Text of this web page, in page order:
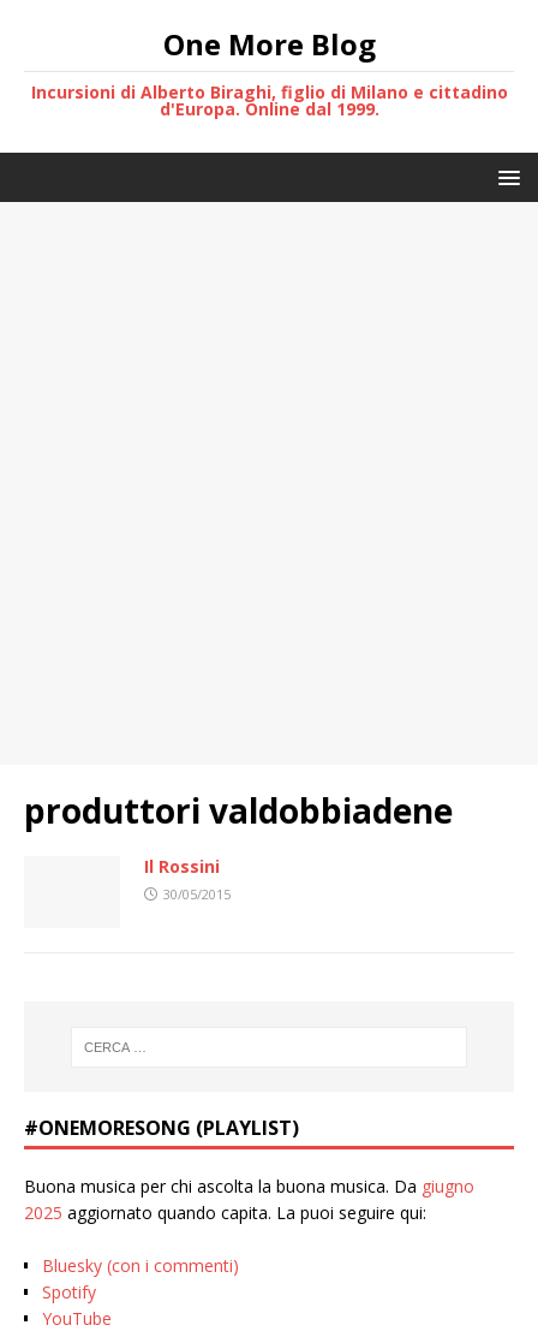
One More Blog
Incursioni di Alberto Biraghi, figlio di Milano e cittadino
d'Europa. Online dal 1999.
produttori valdobbiadene
Il Rossini
30/05/2015
#ONEMORESONG (PLAYLIST)
Buona musica per chi ascolta la buona musica. Da giugno
2025 aggiornato quando capita. La puoi seguire qui:
Bluesky (con i commenti)
Spotify
YouTube